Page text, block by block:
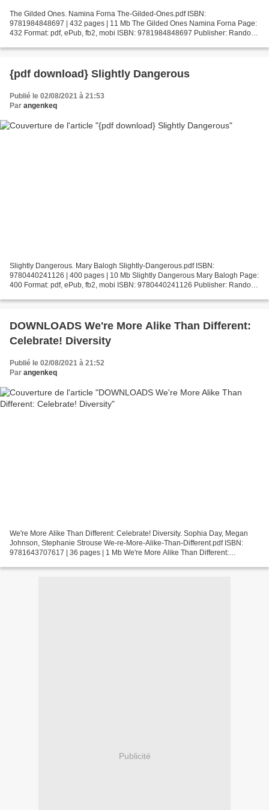
The Gilded Ones. Namina Forna The-Gilded-Ones.pdf ISBN:
9781984848697 | 432 pages | 11 Mb The Gilded Ones Namina Forna Page:
432 Format: pdf, ePub, fb2, mobi ISBN: 9781984848697 Publisher: Random
{pdf download} Slightly Dangerous
Publié le 02/08/2021 à 21:53
Par angenkeq
Slightly Dangerous. Mary Balogh Slightly-Dangerous.pdf ISBN:
9780440241126 | 400 pages | 10 Mb Slightly Dangerous Mary Balogh Page:
400 Format: pdf, ePub, fb2, mobi ISBN: 9780440241126 Publisher: Random
DOWNLOADS We're More Alike Than Different:
Celebrate! Diversity
Publié le 02/08/2021 à 21:52
Par angenkeq
We're More Alike Than Different: Celebrate! Diversity. Sophia Day, Megan
Johnson, Stephanie Strouse We-re-More-Alike-Than-Different.pdf ISBN:
9781643707617 | 36 pages | 1 Mb We're More Alike Than Different:
Publicité